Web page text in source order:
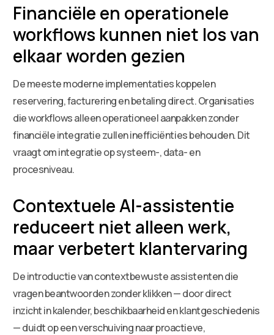
Financiële en operationele
workflows kunnen niet los van
elkaar worden gezien
De meeste moderne implementaties koppelen
reservering, facturering en betaling direct. Organisaties
die workflows alleen operationeel aanpakken zonder
financiële integratie zullen inefficiënties behouden. Dit
vraagt om integratie op systeem-, data- en
procesniveau.
Contextuele AI-assistentie
reduceert niet alleen werk,
maar verbetert klantervaring
De introductie van contextbewuste assistenten die
vragen beantwoorden zonder klikken — door direct
inzicht in kalender, beschikbaarheid en klantgeschiedenis
— duidt op een verschuiving naar proactieve,